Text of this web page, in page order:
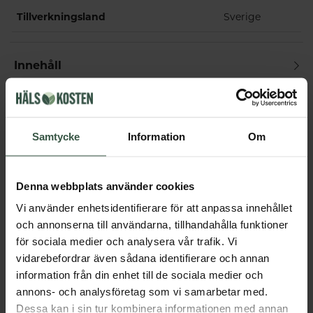
Samtycke Information Om
Denna webbplats använder cookies
Vi använder enhetsidentifierare för att anpassa innehållet
och annonserna till användarna, tillhandahålla funktioner
för sociala medier och analysera vår trafik. Vi
vidarebefordrar även sådana identifierare och annan
information från din enhet till de sociala medier och
annons- och analysföretag som vi samarbetar med.
Dessa kan i sin tur kombinera informationen med annan
Tillverkningsland Sverige
Innehåll
Andra köpte också